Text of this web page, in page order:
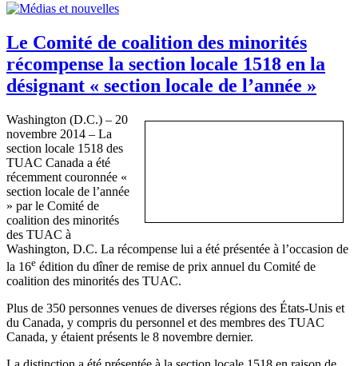
Le Comité de coalition des minorités
récompense la section locale 1518 en la
désignant « section locale de l’année »
Washington (D.C.) – 20
novembre 2014 – La
section locale 1518 des
TUAC Canada a été
récemment couronnée «
section locale de l’année
» par le Comité de
coalition des minorités
des TUAC à
Washington, D.C. La récompense lui a été présentée à l’occasion de
la 16e édition du dîner de remise de prix annuel du Comité de
coalition des minorités des TUAC.
Plus de 350 personnes venues de diverses régions des États-Unis et
du Canada, y compris du personnel et des membres des TUAC
Canada, y étaient présents le 8 novembre dernier.